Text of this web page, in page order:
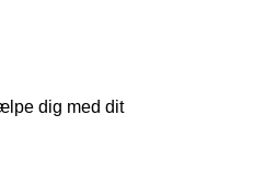
dig med dit